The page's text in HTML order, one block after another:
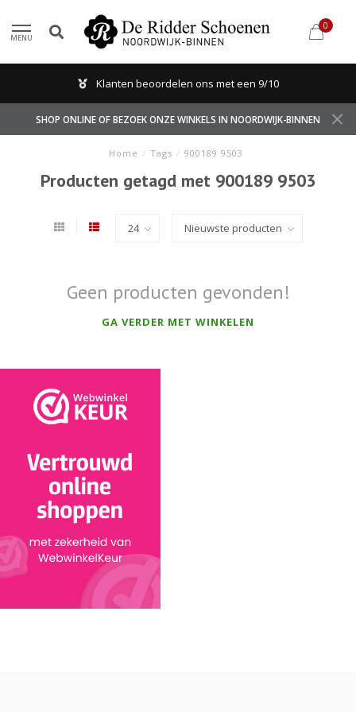
MENU
0
Klanten beoordelen ons met een 9/10
SHOP ONLINE OF BEZOEK ONZE WINKELS IN NOORDWIJK-BINNEN
Home / Tags / 900189 9503
Producten getagd met 900189 9503
Geen producten gevonden!
GA VERDER MET WINKELEN